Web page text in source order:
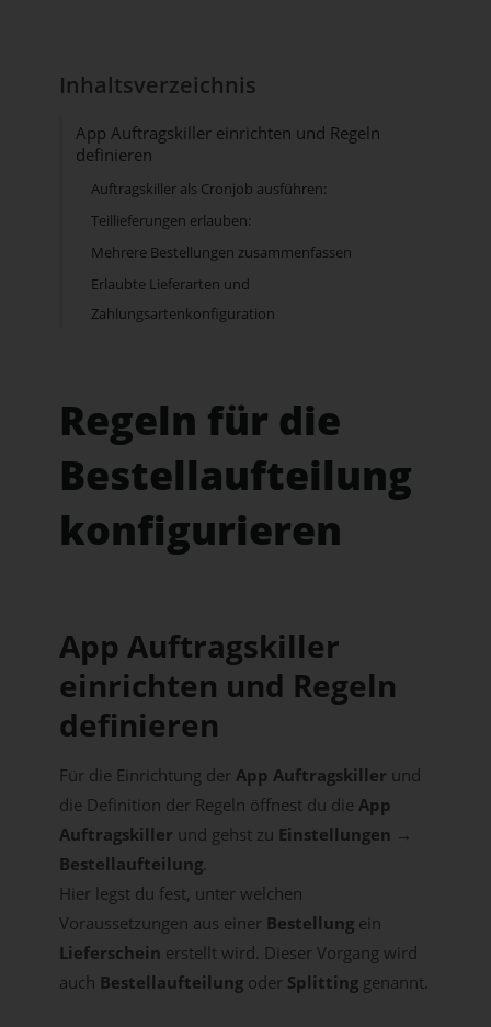
Inhaltsverzeichnis
App Auftragskiller einrichten und Regeln
definieren
Auftragskiller als Cronjob ausführen:
Teillieferungen erlauben:
Mehrere Bestellungen zusammenfassen
Erlaubte Lieferarten und
Zahlungsartenkonfiguration
Regeln für die
Bestellaufteilung
konfigurieren
App Auftragskiller
einrichten und Regeln
definieren
Für die Einrichtung der App Auftragskiller und
die Definition der Regeln öffnest du die App
Auftragskiller und gehst zu Einstellungen →
Bestellaufteilung.
Hier legst du fest, unter welchen
Voraussetzungen aus einer Bestellung ein
Lieferschein erstellt wird. Dieser Vorgang wird
auch Bestellaufteilung oder Splitting genannt.